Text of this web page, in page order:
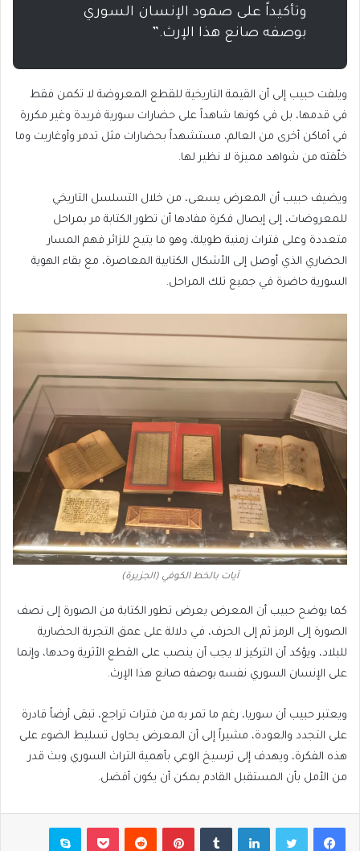
وتأكيداً على صمود الإنسان السوري
بوصفه صانع هذا الإرث.”
ويلفت حبيب إلى أن القيمة التاريخية للقطع المعروضة لا تكمن فقط
في قدمها، بل في كونها شاهداً على حضارات سورية فريدة وغير مكررة
في أماكن أخرى من العالم، مستشهداً بحضارات مثل تدمر وأوغاريت وما
خلّفته من شواهد مميزة لا نظير لها.
ويضيف حبيب أن المعرض يسعى، من خلال التسلسل التاريخي
للمعروضات، إلى إيصال فكرة مفادها أن تطور الكتابة مر بمراحل
متعددة وعلى فترات زمنية طويلة، وهو ما يتيح للزائر فهم المسار
الحضاري الذي أوصل إلى الأشكال الكتابية المعاصرة، مع بقاء الهوية
السورية حاضرة في جميع تلك المراحل.
آيات بالخط الكوفي (الجزيرة)
كما يوضح حبيب أن المعرض يعرض تطور الكتابة من الصورة إلى نصف
الصورة إلى الرمز ثم إلى الحرف، في دلالة على عمق التجربة الحضارية
للبلاد، ويؤكد أن التركيز لا يجب أن ينصب على القطع الأثرية وحدها، وإنما
على الإنسان السوري نفسه بوصفه صانع هذا الإرث.
ويعتبر حبيب أن سوريا، رغم ما تمر به من فترات تراجع، تبقى أرضاً قادرة
على التجدد والعودة، مشيراً إلى أن المعرض يحاول تسليط الضوء على
هذه الفكرة، ويهدف إلى ترسيخ الوعي بأهمية التراث السوري وبث قدر
من الأمل بأن المستقبل القادم يمكن أن يكون أفضل.
فيسبوكتويتر لينكدإن بينتيريست بوكيت سكايب